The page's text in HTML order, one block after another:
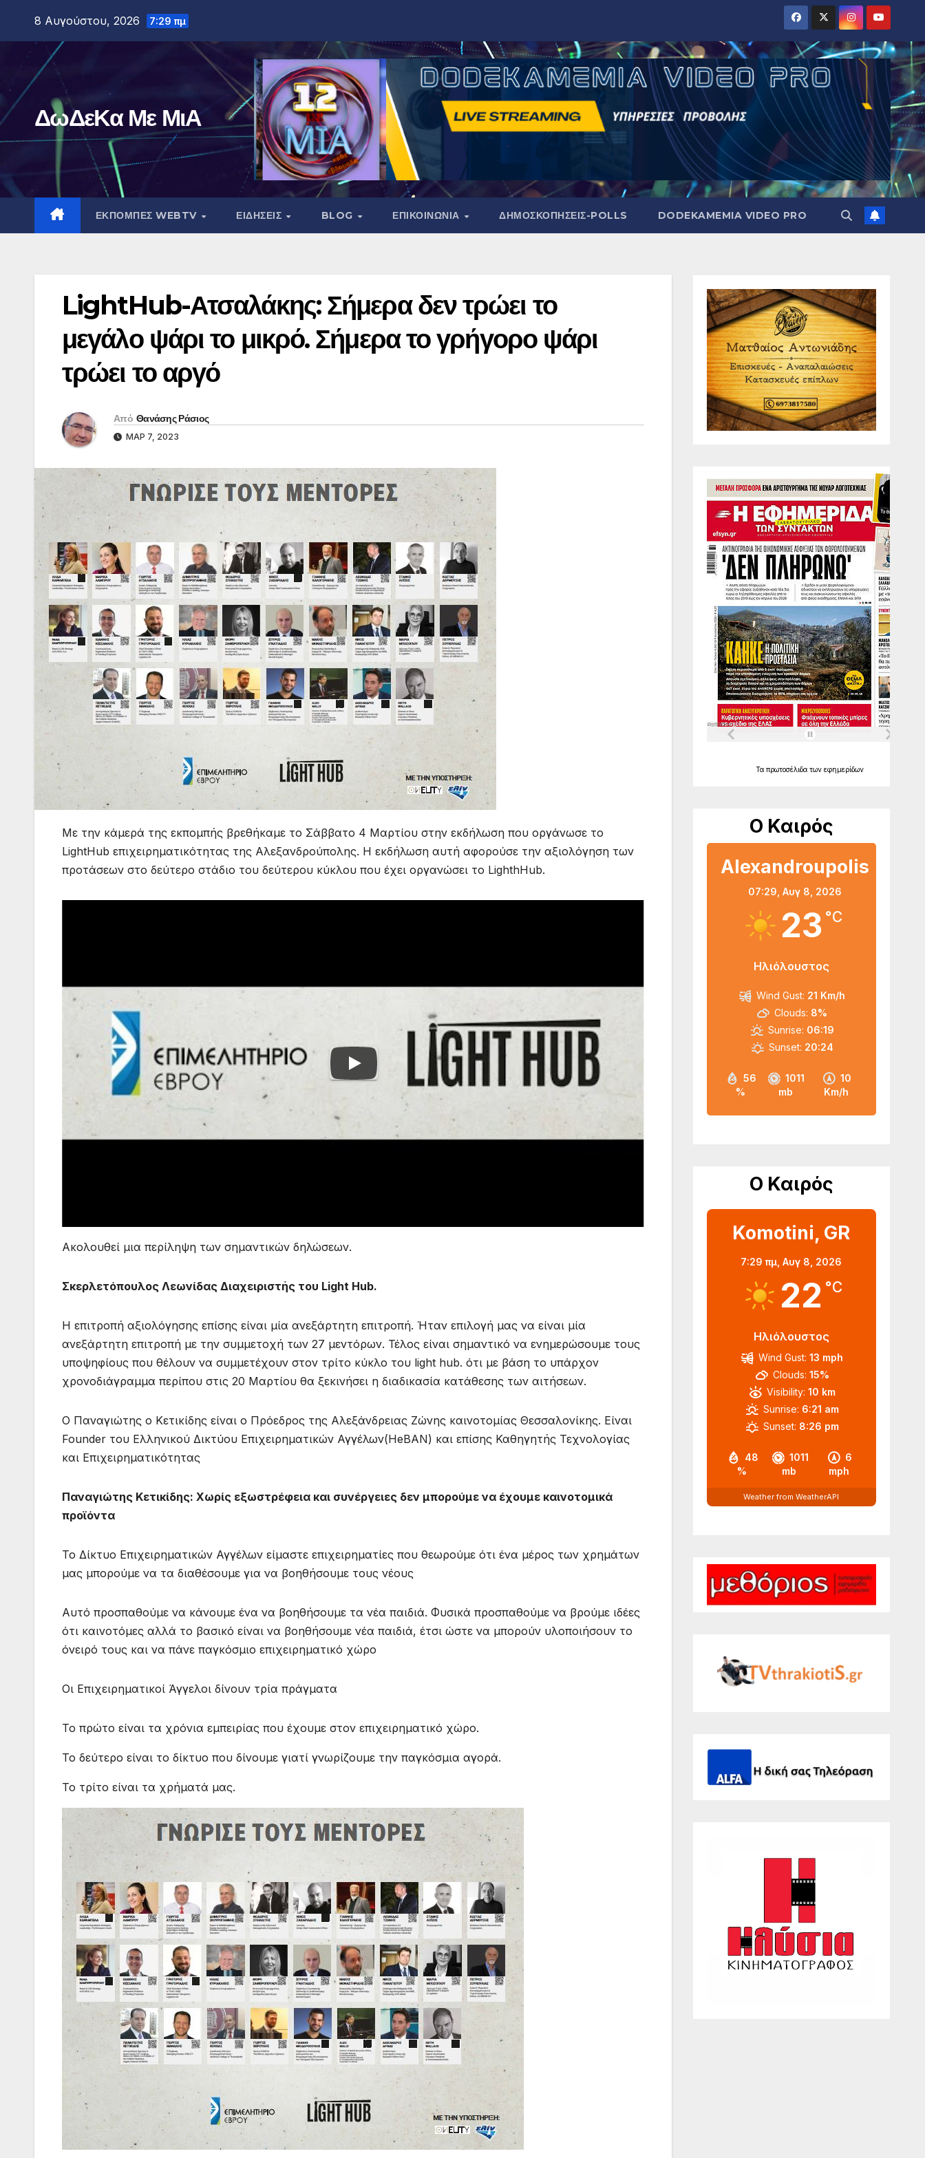
περιεχόμενο
8 Αυγούστου, 2026 7:29 πμ
ΔωΔεΚα Με ΜιΑ
ΕΚΠΟΜΠΕΣ WEBTV ΕΙΔΗΣΕΙΣ BLOG ΕΠΙΚΟΙΝΩΝΙΑ ΔΗΜΟΣΚΟΠΉΣΕΙΣ-POLLS DODEKAMEMIA VIDEO PRO
LightHub-Ατσαλάκης: Σήμερα δεν τρώει το
μεγάλο ψάρι το μικρό. Σήμερα το γρήγορο ψάρι
τρώει το αργό
Από Θανάσης Ράσιος
ΜΑΡ 7, 2023
Με την κάμερά της εκπομπής βρεθήκαμε το Σάββατο 4 Μαρτίου στην εκδήλωση που οργάνωσε το
LightHub επιχειρηματικότητας της Αλεξανδρούπολης. Η εκδήλωση αυτή αφορούσε την αξιολόγηση των
προτάσεων στο δεύτερο στάδιο του δεύτερου κύκλου που έχει οργανώσει το LighthHub.
Ακολουθεί μια περίληψη των σημαντικών δηλώσεων.
Σκερλετόπουλος Λεωνίδας Διαχειριστής του Light Hub.
Η επιτροπή αξιολόγησης επίσης είναι μία ανεξάρτητη επιτροπή. Ήταν επιλογή μας να είναι μία
ανεξάρτητη επιτροπή με την συμμετοχή των 27 μεντόρων. Τέλος είναι σημαντικό να ενημερώσουμε τους
υποψηφίους που θέλουν να συμμετέχουν στον τρίτο κύκλο του light hub. ότι με βάση το υπάρχον
χρονοδιάγραμμα περίπου στις 20 Μαρτίου θα ξεκινήσει η διαδικασία κατάθεσης των αιτήσεων.
Ο Παναγιώτης ο Κετικίδης είναι ο Πρόεδρος της Αλεξάνδρειας Ζώνης καινοτομίας Θεσσαλονίκης. Eίναι
Founder του Ελληνικού Δικτύου Επιχειρηματικών Αγγέλων(HeBAN) και επίσης Καθηγητής Τεχνολογίας
και Επιχειρηματικότητας
Παναγιώτης Kετικίδης: Χωρίς εξωστρέφεια και συνέργειες δεν μπορούμε να έχουμε καινοτομικά
προϊόντα
Το Δίκτυο Επιχειρηματικών Αγγέλων είμαστε επιχειρηματίες που θεωρούμε ότι ένα μέρος των χρημάτων
μας μπορούμε να τα διαθέσουμε για να βοηθήσουμε τους νέους
Αυτό προσπαθούμε να κάνουμε ένα να βοηθήσουμε τα νέα παιδιά. Φυσικά προσπαθούμε να βρούμε ιδέες
ότι καινοτόμες αλλά το βασικό είναι να βοηθήσουμε νέα παιδιά, έτσι ώστε να μπορούν υλοποιήσουν το
όνειρό τους και να πάνε παγκόσμιο επιχειρηματικό χώρο
Οι Επιχειρηματικοί Άγγελοι δίνουν τρία πράγματα
Το πρώτο είναι τα χρόνια εμπειρίας που έχουμε στον επιχειρηματικό χώρο.
Το δεύτερο είναι το δίκτυο που δίνουμε γιατί γνωρίζουμε την παγκόσμια αγορά.
Το τρίτο είναι τα χρήματά μας.
Τα πρωτοσέλιδα των εφημερίδων
Ο Καιρός
Alexandroupolis
07:29, Αυγ 8, 2026
23 °C
Ηλιόλουστος
56
%
1011
mb
10
Km/h
Wind Gust: 21 Km/h
Clouds: 8%
Sunrise: 06:19
Sunset: 20:24
Ο Καιρός
Komotini, GR
7:29 πμ,Αυγ 8, 2026
22 °C
Ηλιόλουστος
48
%
1011
mb
6
mph
Wind Gust: 13 mph
Clouds: 15%
Visibility: 10 km
Sunrise: 6:21 am
Sunset: 8:26 pm
Weather from WeatherAPI